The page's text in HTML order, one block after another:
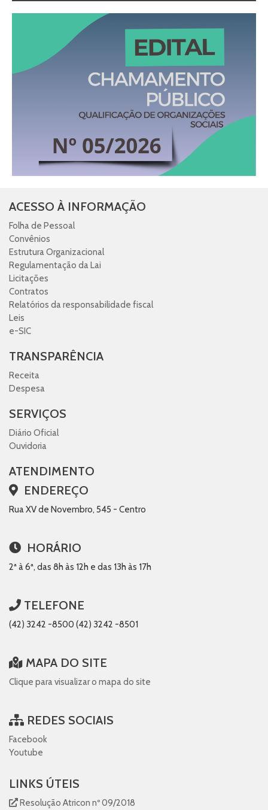
ACESSO À INFORMAÇÃO
Folha de Pessoal
Convênios
Estrutura Organizacional
Regulamentação da Lai
Licitações
Contratos
Relatórios da responsabilidade fiscal
Leis
e-SIC
TRANSPARÊNCIA
Receita
Despesa
SERVIÇOS
Diário Oficial
Ouvidoria
ATENDIMENTO
ENDEREÇO
Rua XV de Novembro, 545 - Centro
HORÁRIO
2ª à 6ª, das 8h às 12h e das 13h às 17h
TELEFONE
(42) 3242 -8500 (42) 3242 -8501
MAPA DO SITE
Clique para visualizar o mapa do site
REDES SOCIAIS
Facebook
Youtube
LINKS ÚTEIS
Resolução Atricon nº 09/2018